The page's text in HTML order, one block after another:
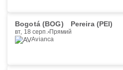
Bogotá (BOG) Pereira (PEI)
вт, 18 серп. Прямий
Avianca